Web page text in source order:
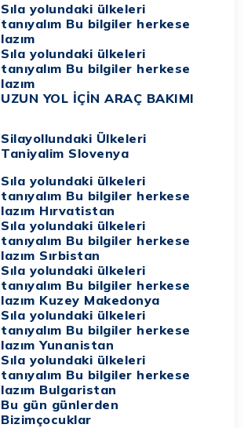
Sıla yolundaki ülkeleri
tanıyalım Bu bilgiler herkese
lazım
Sıla yolundaki ülkeleri
tanıyalım Bu bilgiler herkese
lazım
UZUN YOL İÇİN ARAÇ BAKIMI
Silayollundaki Ülkeleri
Taniyalim Slovenya
Sıla yolundaki ülkeleri
tanıyalım Bu bilgiler herkese
lazım Hırvatistan
Sıla yolundaki ülkeleri
tanıyalım Bu bilgiler herkese
lazım Sırbistan
Sıla yolundaki ülkeleri
tanıyalım Bu bilgiler herkese
lazım Kuzey Makedonya
Sıla yolundaki ülkeleri
tanıyalım Bu bilgiler herkese
lazım Yunanistan
Sıla yolundaki ülkeleri
tanıyalım Bu bilgiler herkese
lazım Bulgaristan
Bu gün günlerden
Bizimçocuklar